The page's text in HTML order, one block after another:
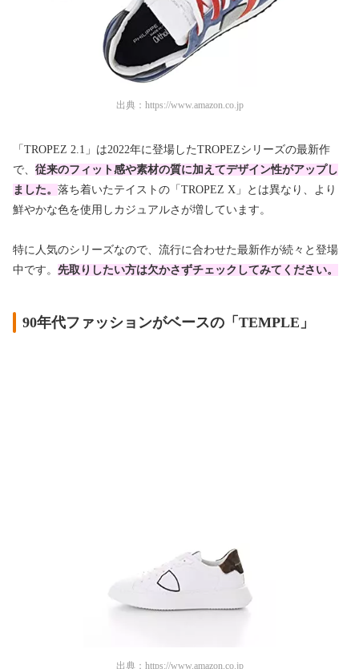
出典： https://www.amazon.co.jp
「TROPEZ 2.1」は2022年に登場したTROPEZシリーズの最新作
で、 従来のフィット感や素材の質に加えてデザイン性がアップし
ました。 落ち着いたテイストの「TROPEZ X」とは異なり、より
鮮やかな色を使用しカジュアルさが増しています。
特に人気のシリーズなので、流行に合わせた最新作が続々と登場
中です。 先取りしたい方は欠かさずチェックしてみてください。
90年代ファッションがベースの「TEMPLE」
出典： https://www.amazon.co.jp